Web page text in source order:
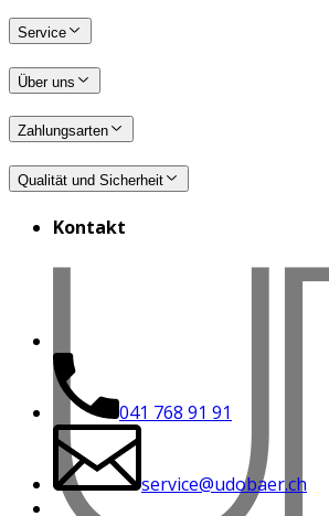
Service
Über uns
Zahlungsarten
Qualität und Sicherheit
Kontakt
041 768 91 91
service@udobaer.ch